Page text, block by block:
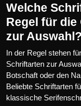
Welche
Regel für
zur Auswahl?
In der Regel stehen
Schriftarten zur
Botschaft oder den
Beliebte Schriftarten
klassische